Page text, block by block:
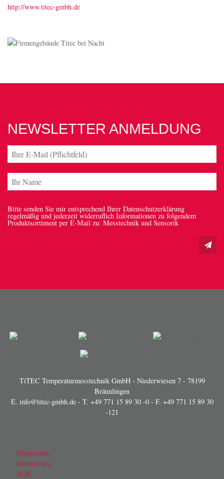
http://www.titec-gmbh.de
NEWSLETTER ANMELDUNG
Bitte senden Sie mir entsprechend Ihrer Datenschutzerklärung
regelmäßig und jederzeit widerruflich Informationen zu folgendem
Produktsortiment per E-Mail zu: Messtechnik und Sensorik
TiTEC Temperaturmesstechnik GmbH - Niederwiesen 7 - 78199
Bräunlingen
E. info@titec-gmbh.de- T. +49 771 15 89 30 -0- F. +49 771 15 89 30
-121
Impressum
Datenschutz
AGB